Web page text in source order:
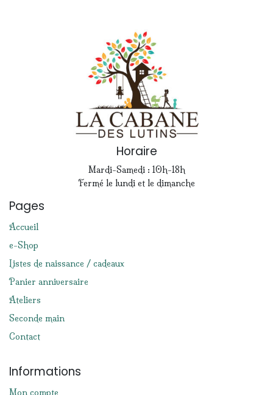
Horaire
Mardi-Samedi : 10h-18h
Fermé le lundi et le dimanche
Pages
Accueil
e-Shop
Listes de naissance / cadeaux
Panier anniversaire
Ateliers
Seconde main
Contact
Informations
Mon compte